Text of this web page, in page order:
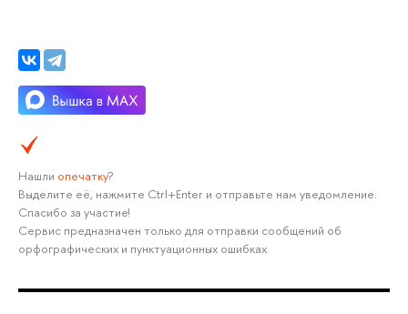
Нашли опечатку?
Выделите её, нажмите Ctrl+Enter и отправьте нам уведомление.
Спасибо за участие!
Сервис предназначен только для отправки сообщений об
орфографических и пунктуационных ошибках.